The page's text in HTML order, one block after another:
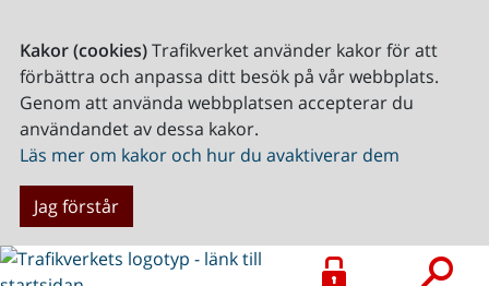
Kakor (cookies)Trafikverket använder kakor för att
förbättra och anpassa ditt besök på vår webbplats.
Genom att använda webbplatsen accepterar du
användandet av dessa kakor.
Läs mer om kakor och hur du avaktiverar dem
Jag förstår